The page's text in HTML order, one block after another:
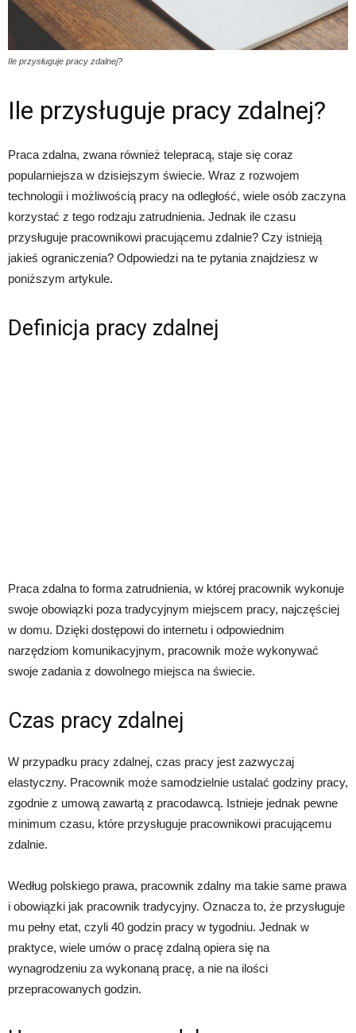
Ile przysługuje pracy zdalnej?
Ile przysługuje pracy zdalnej?
Praca zdalna, zwana również telepracą, staje się coraz
popularniejsza w dzisiejszym świecie. Wraz z rozwojem
technologii i możliwością pracy na odległość, wiele osób zaczyna
korzystać z tego rodzaju zatrudnienia. Jednak ile czasu
przysługuje pracownikowi pracującemu zdalnie? Czy istnieją
jakieś ograniczenia? Odpowiedzi na te pytania znajdziesz w
poniższym artykule.
Definicja pracy zdalnej
Praca zdalna to forma zatrudnienia, w której pracownik wykonuje
swoje obowiązki poza tradycyjnym miejscem pracy, najczęściej
w domu. Dzięki dostępowi do internetu i odpowiednim
narzędziom komunikacyjnym, pracownik może wykonywać
swoje zadania z dowolnego miejsca na świecie.
Czas pracy zdalnej
W przypadku pracy zdalnej, czas pracy jest zazwyczaj
elastyczny. Pracownik może samodzielnie ustalać godziny pracy,
zgodnie z umową zawartą z pracodawcą. Istnieje jednak pewne
minimum czasu, które przysługuje pracownikowi pracującemu
zdalnie.
Według polskiego prawa, pracownik zdalny ma takie same prawa
i obowiązki jak pracownik tradycyjny. Oznacza to, że przysługuje
mu pełny etat, czyli 40 godzin pracy w tygodniu. Jednak w
praktyce, wiele umów o pracę zdalną opiera się na
wynagrodzeniu za wykonaną pracę, a nie na ilości
przepracowanych godzin.